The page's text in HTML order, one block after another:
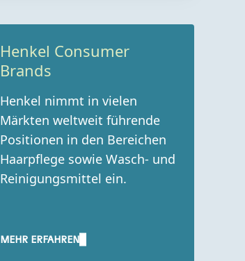
Henkel Consumer
Brands
Henkel nimmt in vielen
Märkten weltweit führende
Positionen in den Bereichen
Haarpflege sowie Wasch- und
Reinigungsmittel ein.
MEHR ERFAHREN